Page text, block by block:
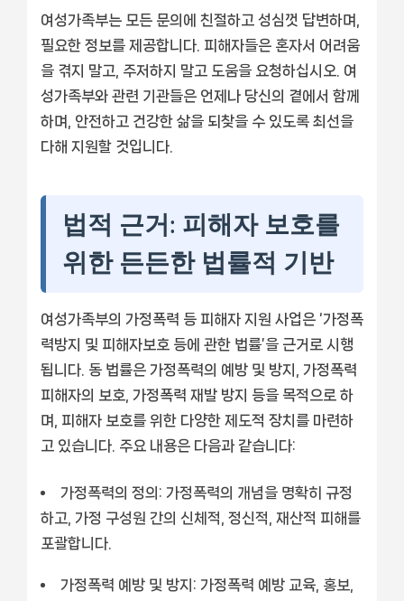
여성가족부는 모든 문의에 친절하고 성심껏 답변하며,
필요한 정보를 제공합니다. 피해자들은 혼자서 어려움
을 겪지 말고, 주저하지 말고 도움을 요청하십시오. 여
성가족부와 관련 기관들은 언제나 당신의 곁에서 함께
하며, 안전하고 건강한 삶을 되찾을 수 있도록 최선을
다해 지원할 것입니다.
법적 근거: 피해자 보호를
위한 든든한 법률적 기반
여성가족부의 가정폭력 등 피해자 지원 사업은 ‘가정폭
력방지 및 피해자보호 등에 관한 법률’을 근거로 시행
됩니다. 동 법률은 가정폭력의 예방 및 방지, 가정폭력
피해자의 보호, 가정폭력 재발 방지 등을 목적으로 하
며, 피해자 보호를 위한 다양한 제도적 장치를 마련하
고 있습니다. 주요 내용은 다음과 같습니다:
가정폭력의 정의: 가정폭력의 개념을 명확히 규정
하고, 가정 구성원 간의 신체적, 정신적, 재산적 피해를
포괄합니다.
가정폭력 예방 및 방지: 가정폭력 예방 교육, 홍보,